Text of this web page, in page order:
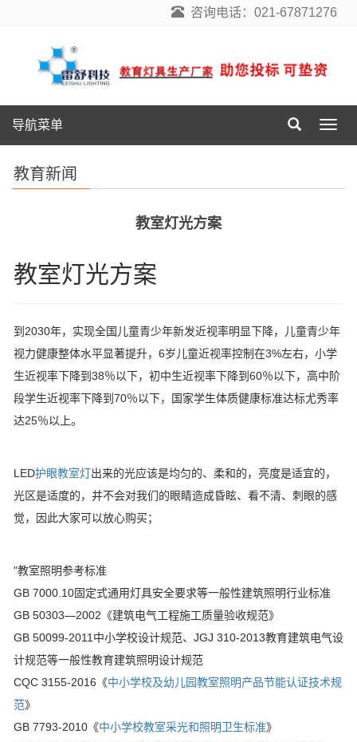
咨询电话：021-67871276
导
航
导航菜单
教育新闻
教室灯光方案
教室灯光方案
到2030年，实现全国儿童青少年新发近视率明显下降，儿童青少年
视力健康整体水平显著提升，6岁儿童近视率控制在3%左右，小学
生近视率下降到38％以下，初中生近视率下降到60％以下，高中阶
段学生近视率下降到70％以下，国家学生体质健康标准达标尤秀率
达25％以上。
LED护眼教室灯出来的光应该是均匀的、柔和的，亮度是适宜的，
光区是适度的，并不会对我们的眼睛造成昏眩、看不清、刺眼的感
觉，因此大家可以放心购买；
"教室照明参考标准
GB 7000.10固定式通用灯具安全要求等一般性建筑照明行业标准
GB 50303—2002《建筑电气工程施工质量验收规范》
GB 50099-2011中小学校设计规范、JGJ 310-2013教育建筑电气设
计规范等一般性教育建筑照明设计规范
CQC 3155-2016《中小学校及幼儿园教室照明产品节能认证技术规
范》
GB 7793-2010《中小学校教室采光和照明卫生标准》